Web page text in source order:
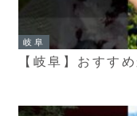
岐阜
【岐阜】おすす